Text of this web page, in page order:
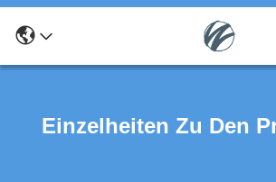
Einzelheiten Zu Den